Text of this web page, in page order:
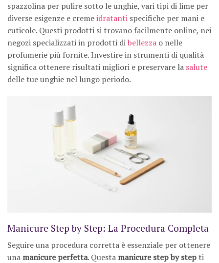
spazzolina per pulire sotto le unghie, vari tipi di lime per
diverse esigenze e cremeidratanti specifiche per mani e
cuticole. Questi prodotti si trovano facilmente online, nei
negozi specializzati in prodotti dibellezza o nelle
profumerie più fornite. Investire in strumenti di qualità
significa ottenere risultati migliori e preservare la salute
delle tue unghie nel lungo periodo.
Manicure Step by Step: La Procedura Completa
Seguire una procedura corretta è essenziale per ottenere
una manicure perfetta. Questa manicure step by step ti